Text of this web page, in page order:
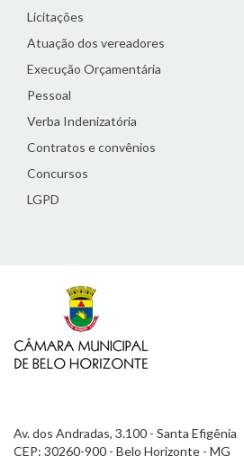
Licitações
Atuação dos vereadores
Execução Orçamentária
Pessoal
Verba Indenizatória
Contratos e convênios
Concursos
LGPD
Av. dos Andradas, 3.100 - Santa Efigênia
CEP: 30260-900 - Belo Horizonte - MG